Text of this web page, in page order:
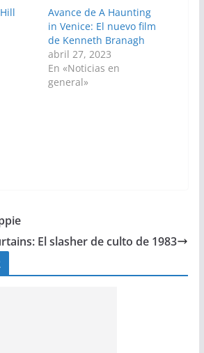
Avance de A Haunting
in Venice: El nuevo film
de Kenneth Branagh
abril 27, 2023
En «Noticias en
general»
El slasher de culto de 1983